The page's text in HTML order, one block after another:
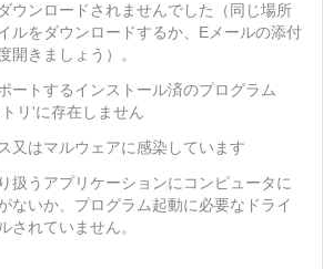
ウンロードされませんでした（同じ場所
ルをダウンロードするか、Eメールの添付
開きましょう）。
ートするインストール済のプログラム
リ'に存在しません
又はマルウェアに感染しています
扱うアプリケーションにコンピュータに
ないか、プログラム起動に必要なドライ
されていません。